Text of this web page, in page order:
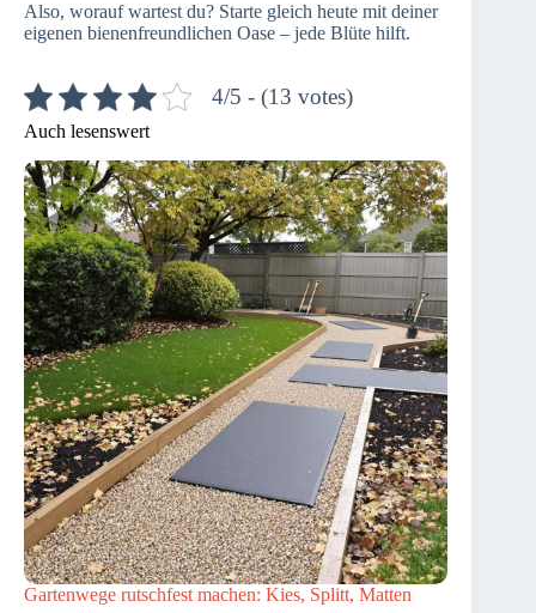
Also, worauf wartest du? Starte gleich heute mit deiner
eigenen bienenfreundlichen Oase – jede Blüte hilft.
4/5 - (13 votes)
Auch lesenswert
Gartenwege rutschfest machen: Kies, Splitt, Matten